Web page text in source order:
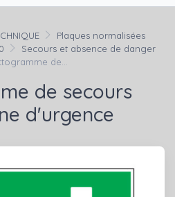
Plaques normalisées
Secours et absence de danger
de...
de secours
d'urgence